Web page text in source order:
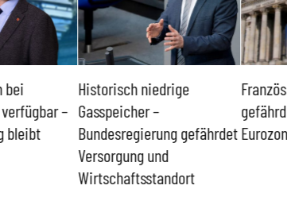
Historisch niedrige
Gasspeicher –
Bundesregierung gefährdet
Versorgung und
Wirtschaftsstandort
Französisches
gefährdet
Eurozone und